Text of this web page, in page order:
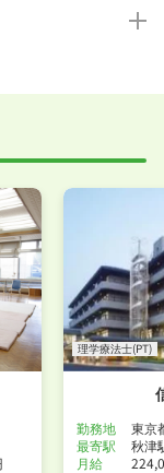
職を考え始め
らない」とい
面接を導入
気軽にお申し
理学療法士(PT)
勤務地
東京
最寄駅
秋津
月給